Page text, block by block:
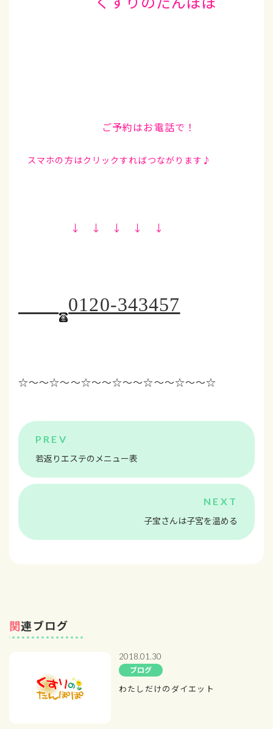
ご予約はお電話で！
スマホの方はクリックすればつながります♪
↓ ↓ ↓ ↓ ↓
0120-343457
☆～～☆～～☆～～☆～～☆～～☆～～☆
若返りエステのメニュー表
子宝さんは子宮を温める
関連ブログ
2018.01.30
ブログ
わたしだけのダイエット